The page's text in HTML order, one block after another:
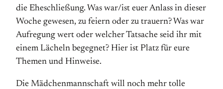
die Eheschließung. Was war/ist euer Anlass in dieser
Woche gewesen, zu feiern oder zu trauern? Was war
Aufregung wert oder welcher Tatsache seid ihr mit
einem Lächeln begegnet? Hier ist Platz für eure
Themen und Hinweise.
Die Mädchenmannschaft will noch mehr tolle